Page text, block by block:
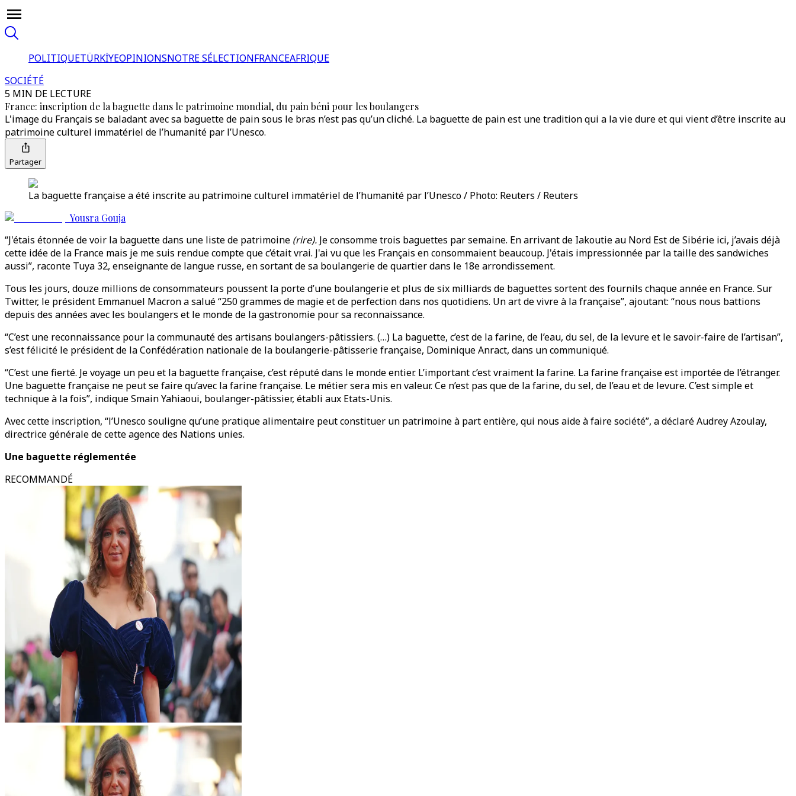
POLITIQUETÜRKİYEOPINIONSNOTRE SÉLECTIONFRANCEAFRIQUE
SOCIÉTÉ
5 MIN DE LECTURE
France: inscription de la baguette dans le patrimoine mondial, du pain béni pour les boulangers
L'image du Français se baladant avec sa baguette de pain sous le bras n’est pas qu’un cliché. La baguette de pain est une tradition qui a la vie dure et qui vient d’être inscrite au
patrimoine culturel immatériel de l’humanité par l’Unesco.
Partager
La baguette française a été inscrite au patrimoine culturel immatériel de l’humanité par l’Unesco / Photo: Reuters / Reuters
Yousra Gouja
“J'étais étonnée de voir la baguette dans une liste de patrimoine (rire). Je consomme trois baguettes par semaine. En arrivant de Iakoutie au Nord Est de Sibérie ici, j’avais déjà
cette idée de la France mais je me suis rendue compte que c’était vrai. J'ai vu que les Français en consommaient beaucoup. J'étais impressionnée par la taille des sandwiches
aussi”, raconte Tuya 32, enseignante de langue russe, en sortant de sa boulangerie de quartier dans le 18e arrondissement.
Tous les jours, douze millions de consommateurs poussent la porte d’une boulangerie et plus de six milliards de baguettes sortent des fournils chaque année en France. Sur
Twitter, le président Emmanuel Macron a salué “250 grammes de magie et de perfection dans nos quotidiens. Un art de vivre à la française”, ajoutant: “nous nous battions
depuis des années avec les boulangers et le monde de la gastronomie pour sa reconnaissance.
“C’est une reconnaissance pour la communauté des artisans boulangers-pâtissiers. (…) La baguette, c’est de la farine, de l’eau, du sel, de la levure et le savoir-faire de l’artisan”,
s’est félicité le président de la Confédération nationale de la boulangerie-pâtisserie française, Dominique Anract, dans un communiqué.
“C’est une fierté. Je voyage un peu et la baguette française, c’est réputé dans le monde entier. L’important c’est vraiment la farine. La farine française est importée de l’étranger.
Une baguette française ne peut se faire qu’avec la farine française. Le métier sera mis en valeur. Ce n’est pas que de la farine, du sel, de l’eau et de levure. C’est simple et
technique à la fois”, indique Smain Yahiaoui, boulanger-pâtissier, établi aux Etats-Unis.
Avec cette inscription, “l’Unesco souligne qu’une pratique alimentaire peut constituer un patrimoine à part entière, qui nous aide à faire société”, a déclaré Audrey Azoulay,
directrice générale de cette agence des Nations unies.
Une baguette réglementée
RECOMMANDÉ